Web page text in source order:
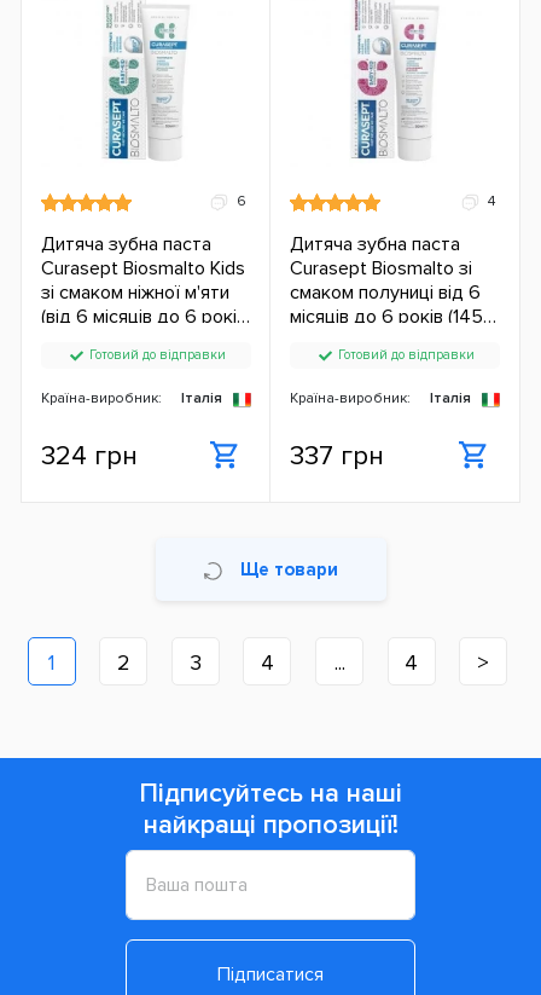
6
Дитяча зубна паста
Curasept Biosmalto Kids
зі смаком ніжної м'яти
(від 6 місяців до 6 років)
Готовий до відправки
Країна-виробник: Італія
324 грн
4
Дитяча зубна паста
Curasept Biosmalto зі
смаком полуниці від 6
місяців до 6 років (1450
Готовий до відправки
Країна-виробник: Італія
337 грн
Ще товари
1 2 3 4 ... 4 >
Підписуйтесь на наші
найкращі пропозиції!
Підписатися